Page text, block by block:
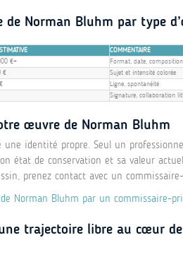
Norman Bluhm par type
COMMENTAIRE
€+
Format, date, composition
€
Sujet et intensité colorée
Ligne, spontanéité
Signature, collaboration
œuvre de Norman Bluhm
une identité propre. Seul un
état de conservation et sa valeur
prenez contact avec un
Norman Bluhm par un commissaire-
trajectoire libre au cœur de